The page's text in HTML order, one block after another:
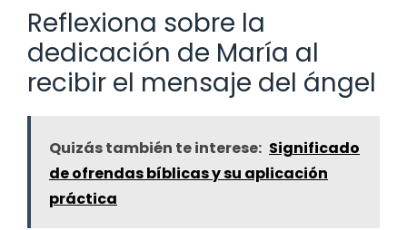
Reflexiona sobre la
dedicación de María al
recibir el mensaje del ángel
Quizás también te interese: Significado
de ofrendas bíblicas y su aplicación
práctica